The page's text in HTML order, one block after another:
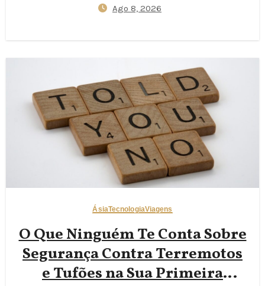
Ago 8, 2026
ÁsiaTecnologiaViagens
O Que Ninguém Te Conta Sobre
Segurança Contra Terremotos
e Tufões na Sua Primeira